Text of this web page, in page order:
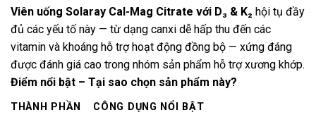
Viên uống Solaray Cal-Mag Citrate với D₃ & K₂ hội tụ đầy
đủ các yếu tố này — từ dạng canxi dễ hấp thu đến các
vitamin và khoáng hỗ trợ hoạt động đồng bộ — xứng đáng
được đánh giá cao trong nhóm sản phẩm hỗ trợ xương khớp.
Điểm nổi bật – Tại sao chọn sản phẩm này?
THÀNH PHẦN
CÔNG DỤNG NỔI BẬT